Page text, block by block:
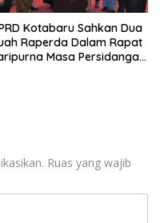
Kotabaru Sahkan Dua
Raperda Dalam Rapat
Masa Persidangan
Ruas yang wajib